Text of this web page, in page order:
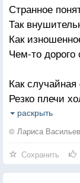
Странное
Так
Как
Чем-то дорого
Как
Резко плечи
Всё
Тайна сердце
Зрелость,
Память или
раскрыть
© Лариса
Сохранить